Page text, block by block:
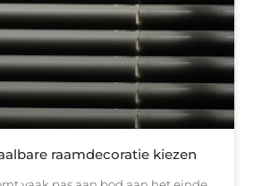
raamdecoratie kiezen